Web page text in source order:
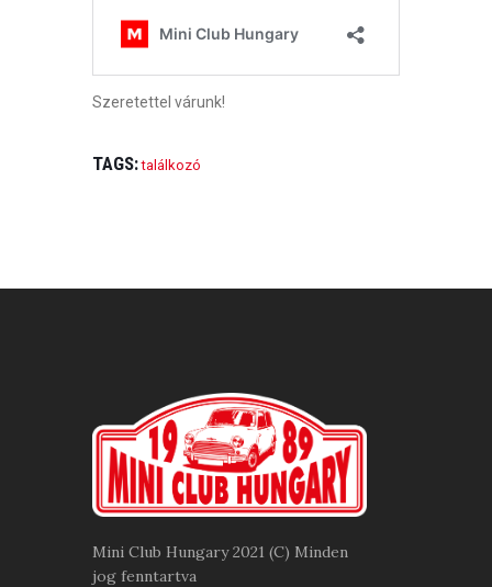
Szeretettel várunk!
TAGS: találkozó
Mini Club Hungary 2021 (C) Minden
jog fenntartva